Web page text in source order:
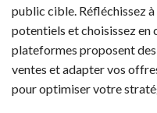
public cible. Réfléchissez
potentiels et choisissez en
plateformes proposent des
ventes et adapter vos
pour optimiser votre